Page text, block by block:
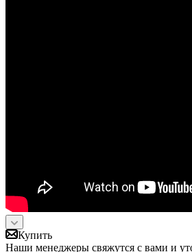
Купить
Наши менеджеры свяжутся с вами и